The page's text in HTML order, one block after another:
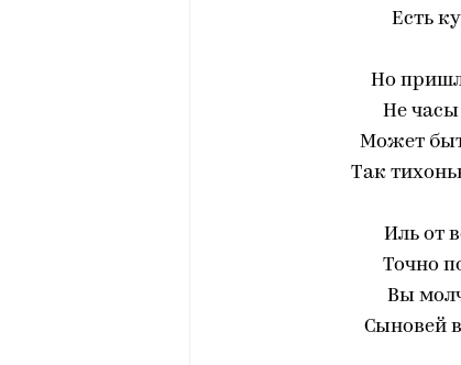
Есть
Но
Не
Может
Так
Иль от
Точно
Вы
Сыновей